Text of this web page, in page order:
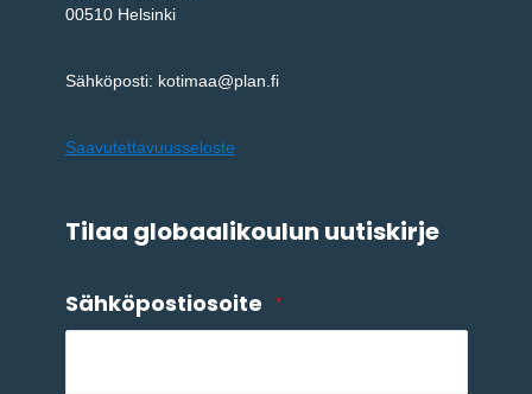
00510 Helsinki
Sähköposti: kotimaa@plan.fi
Saavutettavuusseloste
Tilaa globaalikoulun uutiskirje
Sähköpostiosoite *